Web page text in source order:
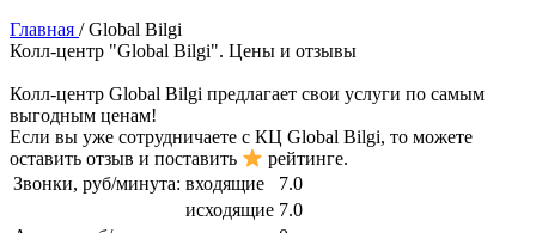
Главная / Global Bilgi
Колл-центр "Global Bilgi". Цены и отзывы
Колл-центр Global Bilgi предлагает свои услуги по самым
выгодным ценам!
Если вы уже сотрудничаете с КЦ Global Bilgi, то можете
оставить отзыв и поставить
рейтинге.
Звонки, руб/минута: входящие
7.0
исходящие 7.0